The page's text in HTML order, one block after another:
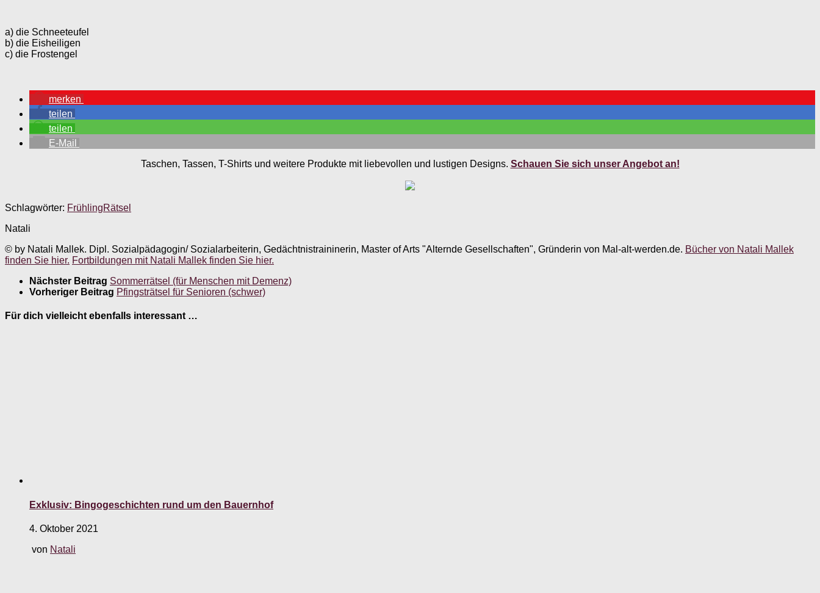
a) die Schneeteufel
b) die Eisheiligen
c) die Frostengel
merken
teilen
teilen
E-Mail
Taschen, Tassen, T-Shirts und weitere Produkte mit liebevollen und lustigen Designs. Schauen Sie sich unser Angebot an!
Schlagwörter: FrühlingRätsel
Natali
© by Natali Mallek. Dipl. Sozialpädagogin/ Sozialarbeiterin, Gedächtnistraininerin, Master of Arts "Alternde Gesellschaften", Gründerin von Mal-alt-werden.de. Bücher von Natali Mallek
finden Sie hier. Fortbildungen mit Natali Mallek finden Sie hier.
Nächster Beitrag Sommerrätsel (für Menschen mit Demenz)
Vorheriger Beitrag Pfingsträtsel für Senioren (schwer)
Für dich vielleicht ebenfalls interessant …
Exklusiv: Bingogeschichten rund um den Bauernhof
4. Oktober 2021
von Natali